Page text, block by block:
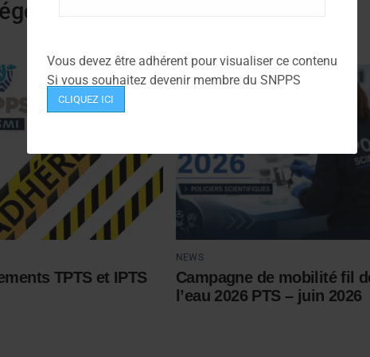
Vous devez être adhérent pour visualiser ce contenu
Si vous souhaitez devenir membre du SNPPS
CLIQUEZ ICI
TPTS et IPTS
NEWS
Campagne de mobilité fil
l’eau 2026 PTS – juin 2026